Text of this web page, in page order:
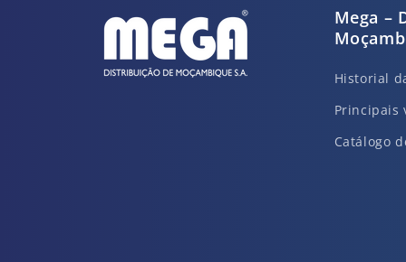
Mega –
Historial
Principais
Catálogo